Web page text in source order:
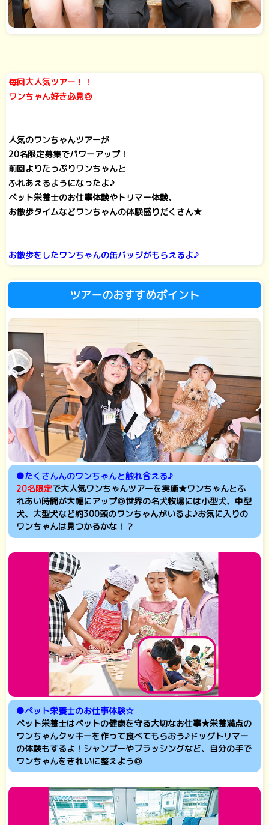
毎回大人気ツアー！！
ワンちゃん好き必見◎
人気のワンちゃんツアーが
20名限定募集でパワーアップ！
前回よりたっぷりワンちゃんと
ふれあえるようになったよ♪
ペット栄養士のお仕事体験やトリマー体験、
お散歩タイムなどワンちゃんの体験盛りだくさん★
お散歩をしたワンちゃんの缶バッジがもらえるよ♪
ツアーのおすすめポイント
●たくさんんのワンちゃんと触れ合える♪
20名限定で大人気ワンちゃんツアーを実施★ワンちゃんとふ
れあい時間が大幅にアップ◎世界の名犬牧場には小型犬、中型
犬、大型犬など約300頭のワンちゃんがいるよ♪お気に入りの
ワンちゃんは見つかるかな！？
●ペット栄養士のお仕事体験☆
ペット栄養士はペットの健康を守る大切なお仕事★栄養満点の
ワンちゃんクッキーを作って食べてもらおう♪ドッグトリマー
の体験もするよ！シャンプーやブラッシングなど、自分の手で
ワンちゃんをきれいに整えよう◎